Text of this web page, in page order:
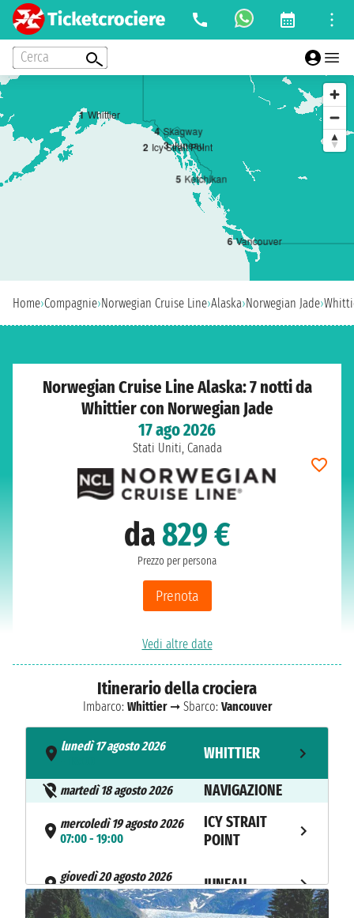
Cerca
1 Whittier
2 Icy Strait Point
3 Juneau
4 Skagway
5 Ketchikan
6 Vancouver
Home›Compagnie›Norwegian Cruise Line›Alaska›Norwegian Jade›
Norwegian Cruise Line Alaska: 7 notti da
Whittier con Norwegian Jade
17 ago 2026
Stati Uniti, Canada
da829 €
Prezzo per persona
Prenota
Vedi altre date
Itinerario della crociera
Imbarco: Whittier➞ Sbarco: Vancouver
lunedì 17 agosto 2026
WHITTIER
martedì 18 agosto 2026 NAVIGAZIONE
mercoledì 19 agosto 2026
07:00 - 19:00
ICY STRAIT
POINT
giovedì 20 agosto 2026
07:00 - 20:00
JUNEAU